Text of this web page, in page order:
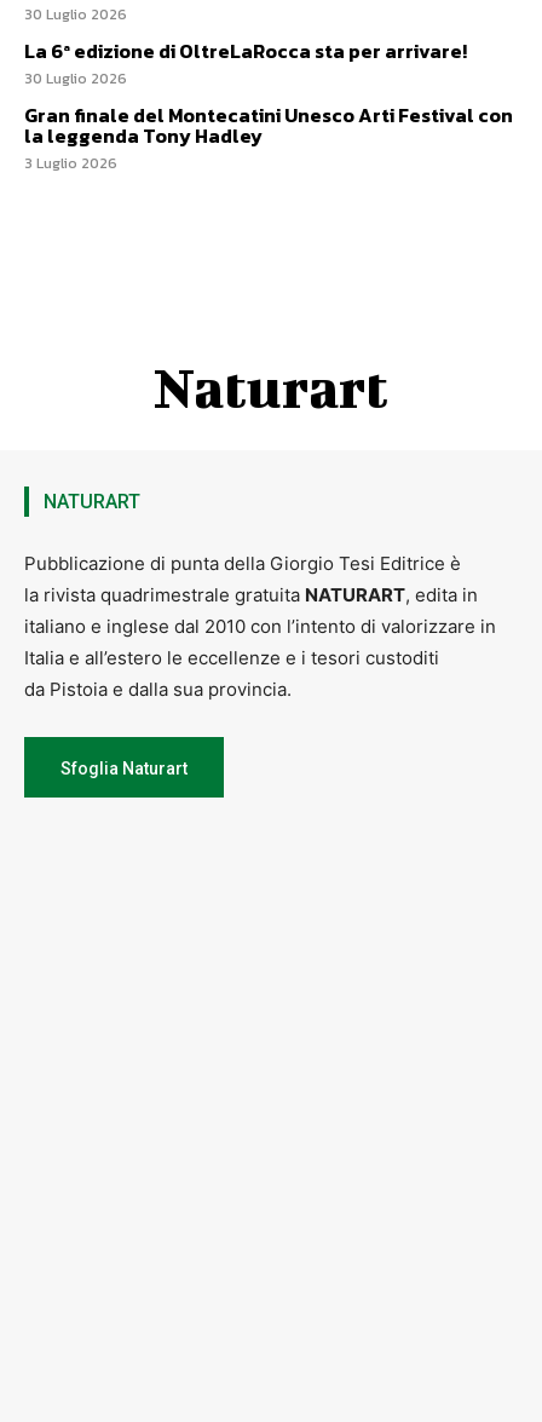
30 Luglio 2026
La 6ª edizione di OltreLaRocca sta per arrivare!
30 Luglio 2026
Gran finale del Montecatini Unesco Arti Festival con
la leggenda Tony Hadley
3 Luglio 2026
Naturart
NATURART
Pubblicazione di punta della Giorgio Tesi Editrice è
la rivista quadrimestrale gratuita NATURART, edita in
italiano e inglese dal 2010 con l’intento di valorizzare in
Italia e all’estero le eccellenze e i tesori custoditi
da Pistoia e dalla sua provincia.
Sfoglia Naturart